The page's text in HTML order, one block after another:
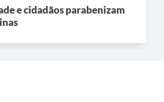
e cidadãos parabenizam